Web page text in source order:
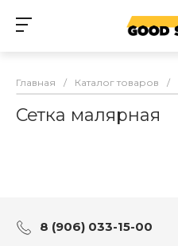
Главная / Каталог товаров /
Сетка малярная
8 (906) 033-15-00